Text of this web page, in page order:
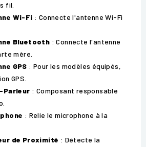
fil.
Wi-Fi : Connecte l'antenne Wi-Fi
Bluetooth : Connecte l'antenne
mère.
GPS : Pour les modèles équipés,
GPS.
Parleur : Composant responsable
: Relie le microphone à la
de Proximité : Détecte la